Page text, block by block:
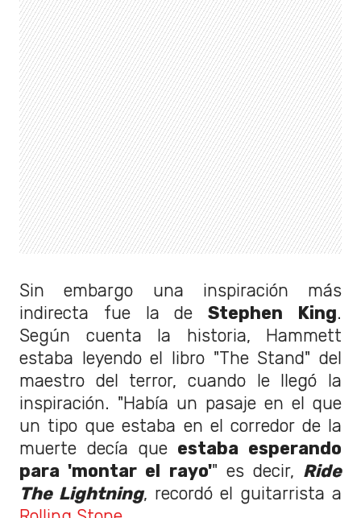
Sin embargo una inspiración más
indirecta fue la deStephen King.
Según cuenta la historia, Hammett
estaba leyendo el libro "The Stand" del
maestro del terror, cuando le llegó la
inspiración. "Había un pasaje en el que
un tipo que estaba en el corredor de la
muerte decía que estaba esperando
para 'montar el rayo'" es decir, Ride
The Lightning, recordó el guitarrista a